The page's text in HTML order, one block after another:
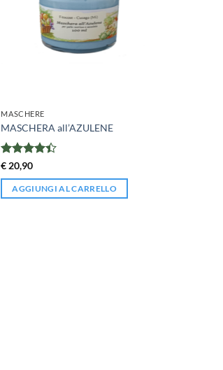
MASCHERE
MASCHERA all’AZULENE
Valutato
€ 20,90
AGGIUNGI AL CARRELLO